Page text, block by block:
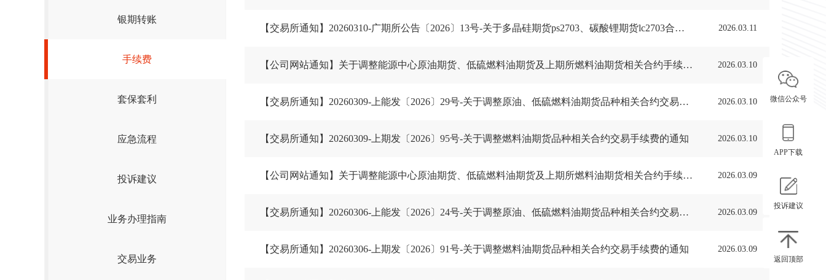
银期转账
手续费
套保套利
应急流程
投诉建议
业务办理指南
交易业务
【交易所通知】20260310-广期所公告〔2026〕13号-关于多晶硅期货ps2703、碳酸锂期货lc2703合约有关事项的公告 2026.03.11
【公司网站通知】关于调整能源中心原油期货、低硫燃料油期货及上期所燃料油期货相关合约手续费的通知 2026.03.10
【交易所通知】20260309-上能发〔2026〕29号-关于调整原油、低硫燃料油期货品种相关合约交易手续费的通知 2026.03.10
【交易所通知】20260309-上期发〔2026〕95号-关于调整燃料油期货品种相关合约交易手续费的通知 2026.03.10
【公司网站通知】关于调整能源中心原油期货、低硫燃料油期货及上期所燃料油期货相关合约手续费的通知 2026.03.09
【交易所通知】20260306-上能发〔2026〕24号-关于调整原油、低硫燃料油期货品种相关合约交易手续费的通知 2026.03.09
【交易所通知】20260306-上期发〔2026〕91号-关于调整燃料油期货品种相关合约交易手续费的通知 2026.03.09
微信公众号
APP下载
投诉建议
返回顶部